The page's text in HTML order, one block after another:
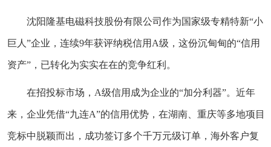
沈阳隆基电磁科技股份有限公司作为国家级专精特新“小
巨人”企业，连续9年获评纳税信用A级，这份沉甸甸的“信用
资产”，已转化为实实在在的竞争红利。
在招投标市场，A级信用成为企业的“加分利器”。近年
来，企业凭借“九连A”的信用优势，在湖南、重庆等多地项目
竞标中脱颖而出，成功签订多个千万元级订单，海外客户复